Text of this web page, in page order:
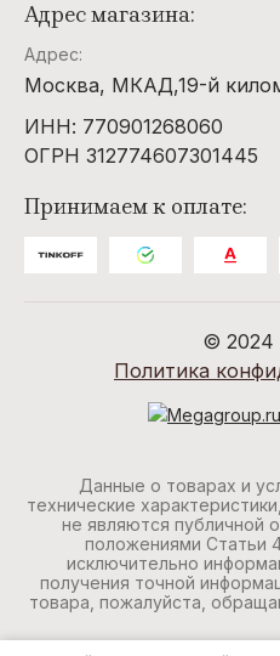
Адрес магазина:
Адрес:
Москва, МКАД,19-й
ИНН: 770901268060
ОГРН 312774607301445
Принимаем к оплате:
© 2024
Политика
Данные о товарах и
технические
не являются публичной
положениями Статьи
исключительно
получения точной
товара, пожалуйста,